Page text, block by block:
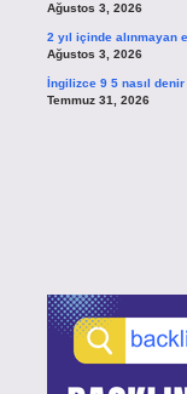
Ağustos 3, 2026
2 yıl içinde alınmayan
Ağustos 3, 2026
İngilizce 9 5 nasıl denir
Temmuz 31, 2026